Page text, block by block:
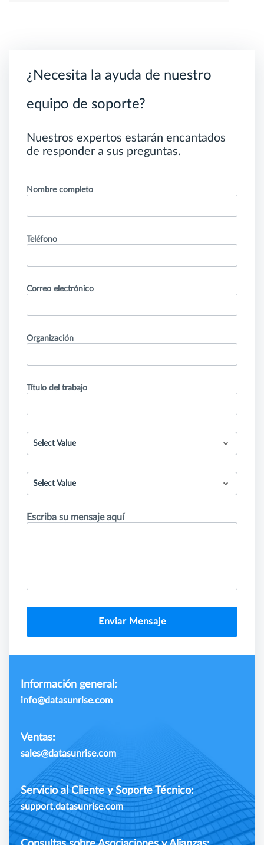
¿Necesita la ayuda de nuestro
equipo de soporte?
Nuestros expertos estarán encantados
de responder a sus preguntas.
Nombre completo
Teléfono
Correo electrónico
Organización
Título del trabajo
Select Value
Select Value
Escriba su mensaje aquí
Enviar Mensaje
Información general:
info@datasunrise.com
Ventas:
sales@datasunrise.com
Servicio al Cliente y Soporte Técnico:
support.datasunrise.com